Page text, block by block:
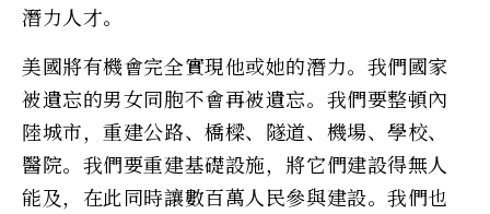
潛力人才。
美國將有機會完全實現他或她的潛力。我們國家
被遺忘的男女同胞不會再被遺忘。我們要整頓內
陸城市，重建公路、橋樑、隧道、機場、學校、
醫院。我們要重建基礎設施，將它們建設得無人
能及，在此同時讓數百萬人民參與建設。我們也